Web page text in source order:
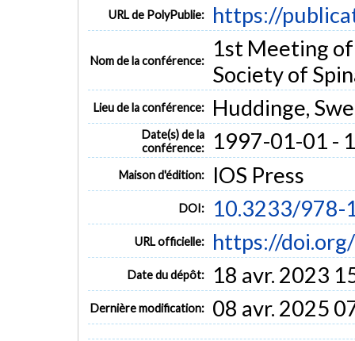
URL de PolyPublie: https://
Nom de la conférence:
1st Meeting
Society of
Lieu de la conférence: Huddinge,
Date(s) de la
conférence:
1997-01-01 -
Maison d'édition: IOS Press
DOI: 10.3233/978-
URL officielle: https://
Date du dépôt: 18 avr. 2023
Dernière modification: 08 avr. 2025